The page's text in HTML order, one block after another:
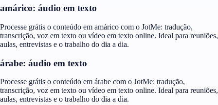
amárico: áudio em texto
Processe grátis o conteúdo em amárico com o JotMe: tradução,
transcrição, voz em texto ou vídeo em texto online. Ideal para reuniões,
aulas, entrevistas e o trabalho do dia a dia.
árabe: áudio em texto
Processe grátis o conteúdo em árabe com o JotMe: tradução,
transcrição, voz em texto ou vídeo em texto online. Ideal para reuniões,
aulas, entrevistas e o trabalho do dia a dia.